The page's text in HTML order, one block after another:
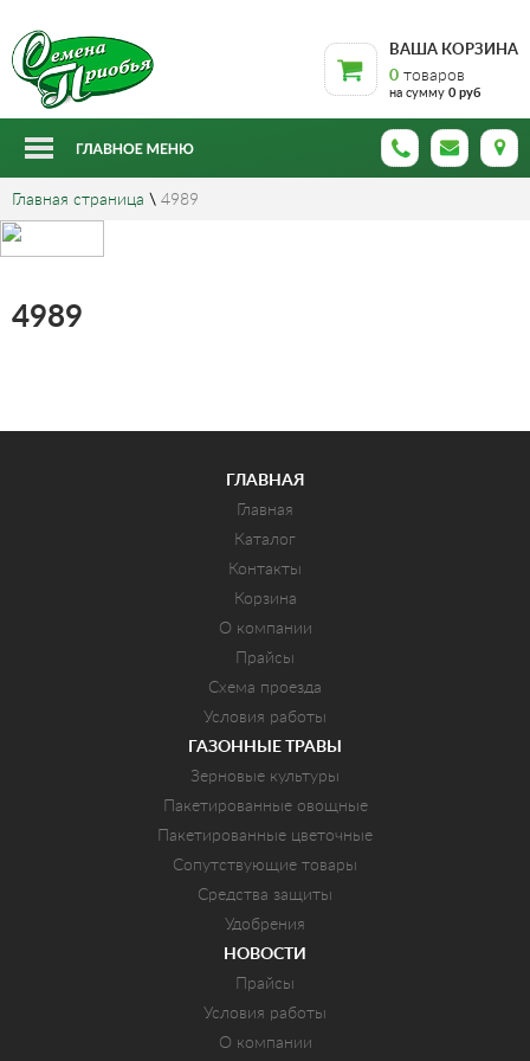
ВАША КОРЗИНА
0 товаров
на сумму 0 руб
Главная страница \ 4989
4989
ГЛАВНАЯ
Главная
Каталог
Контакты
Корзина
О компании
Прайсы
Схема проезда
Условия работы
ГАЗОННЫЕ ТРАВЫ
Зерновые культуры
Пакетированные овощные
Пакетированные цветочные
Сопутствующие товары
Средства защиты
Удобрения
НОВОСТИ
Прайсы
Условия работы
О компании